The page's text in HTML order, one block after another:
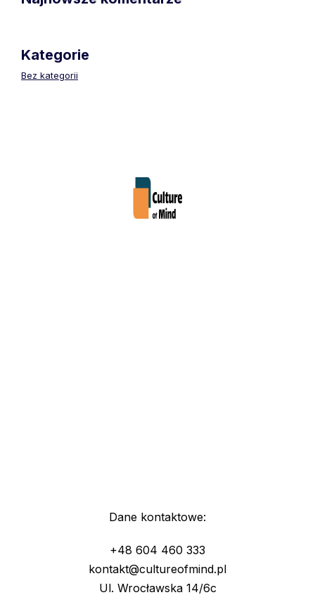
Kategorie
Bez kategorii
Dane kontaktowe:
+48 604 460 333
kontakt@cultureofmind.pl
Ul. Wrocławska 14/6c